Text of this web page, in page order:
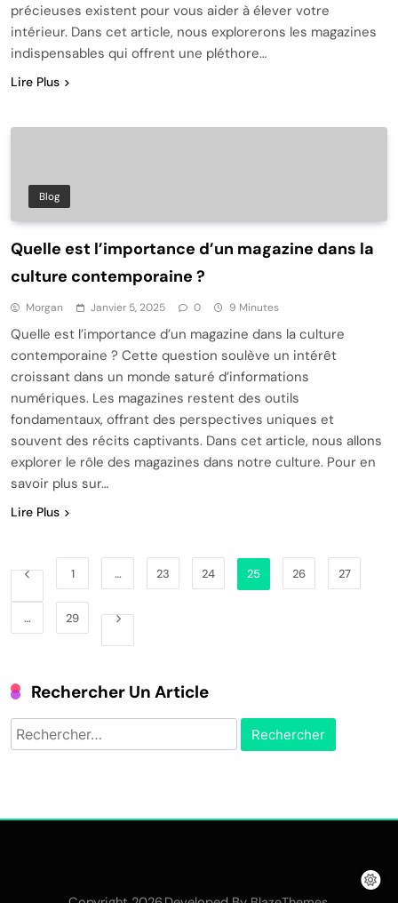
précieuses existent pour vous aider à élever votre
intérieur. Dans cet article, nous explorerons les magazines
indispensables qui offrent une pléthore…
Lire Plus
Blog
Quelle est l’importance d’un magazine dans la
culture contemporaine ?
Morgan Janvier 5, 2025 0 9 Minutes
Quelle est l’importance d’un magazine dans la culture
contemporaine ? Cette question soulève un intérêt
croissant dans un monde saturé d’informations
numériques. Les magazines restent des outils
fondamentaux, offrant des perspectives uniques et
souvent des récits captivants. Dans cet article, nous allons
explorer le rôle des magazines dans notre culture. Pour en
savoir plus sur…
Lire Plus
1 … 23 24 25 26 27
… 29
Rechercher Un Article
Rechercher :